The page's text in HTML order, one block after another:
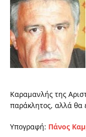
Καραμανλής της
παράκλητος, αλλά θα
Υπογραφή: Πάνος